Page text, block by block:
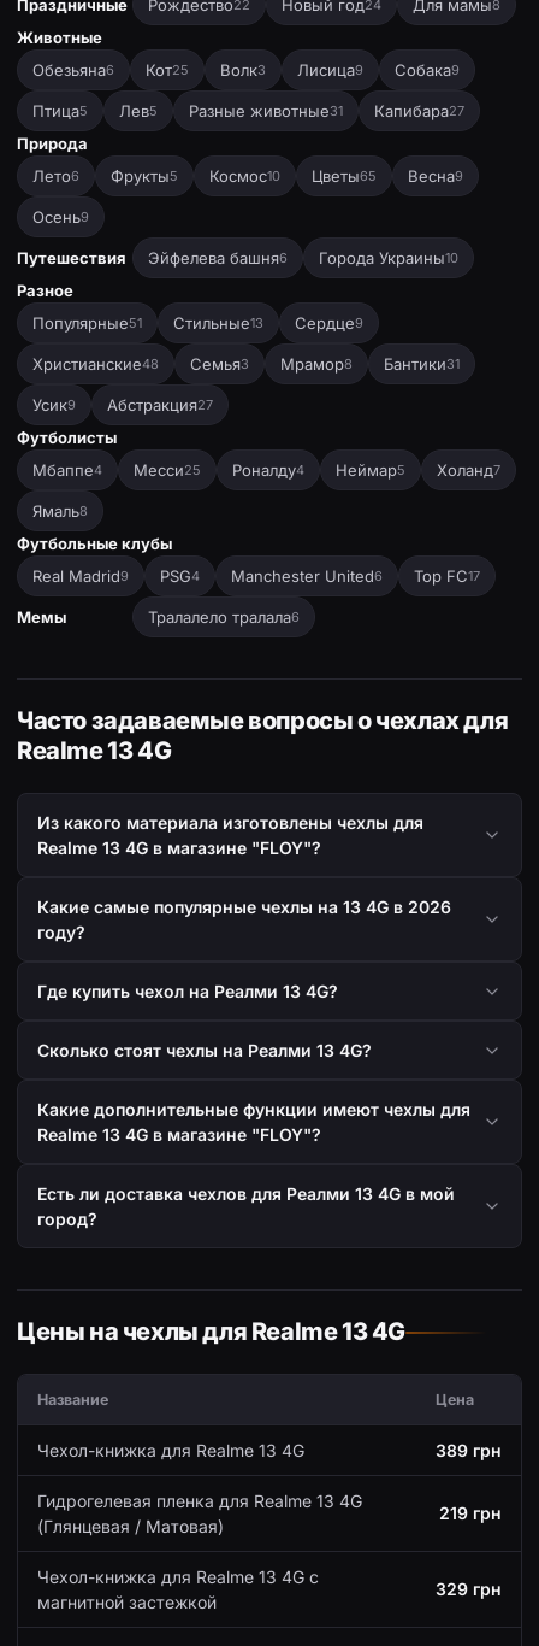
Праздничные Рождество22 Новый год24 Для мамы8
Животные
Обезьяна6 Кот25 Волк3 Лисица9 Собака9
Птица5 Лев5 Разные животные31 Капибара27
Природа
Лето6 Фрукты5 Космос10 Цветы65 Весна9
Осень9
Путешествия Эйфелева башня6 Города Украины10
Разное
Популярные51 Стильные13 Сердце9
Христианские48 Семья3 Мрамор8 Бантики31
Усик9 Абстракция27
Футболисты
Мбаппе4 Месси25 Роналду4 Неймар5 Холанд7
Ямаль8
Футбольные клубы
Real Madrid9 PSG4 Manchester United6 Top FC17
Мемы Тралалело тралала6
Часто задаваемые вопросы о чехлах для
Realme 13 4G
Из какого материала изготовлены чехлы для
Realme 13 4G в магазине "FLOY"?
Какие самые популярные чехлы на 13 4G в 2026
году?
Где купить чехол на Реалми 13 4G?
Сколько стоят чехлы на Реалми 13 4G?
Какие дополнительные функции имеют чехлы для
Realme 13 4G в магазине "FLOY"?
Есть ли доставка чехлов для Реалми 13 4G в мой
город?
Цены на чехлы для Realme 13 4G
Название Цена
Чехол-книжка для Realme 13 4G 389 грн
Гидрогелевая пленка для Realme 13 4G
(Глянцевая / Матовая)
219 грн
Чехол-книжка для Realme 13 4G с
магнитной застежкой
329 грн